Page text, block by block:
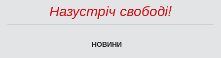
Назустріч свободі!
НОВИНИ